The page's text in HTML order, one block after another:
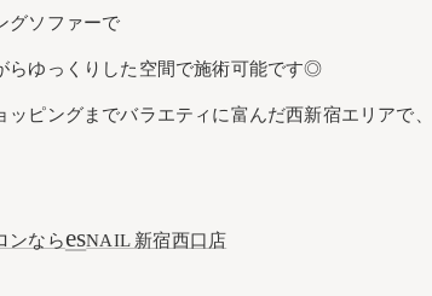
グソファーで
らゆっくりした空間で施術可能です◎
ッピングまでバラエティに富んだ西新宿エリアで
ンならesNAIL 新宿西口店